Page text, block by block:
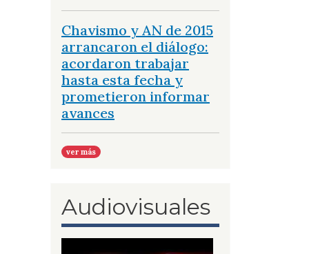
Chavismo y AN de 2015
arrancaron el diálogo:
acordaron trabajar
hasta esta fecha y
prometieron informar
avances
ver más
Audiovisuales